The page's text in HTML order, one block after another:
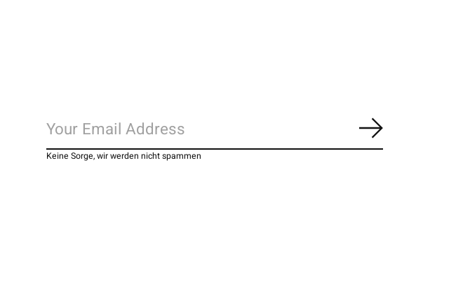
Abonnieren
Keine Sorge, wir werden nicht spammen